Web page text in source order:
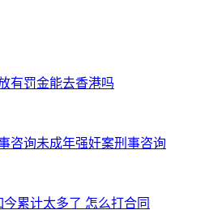
有罚金能去香港吗
咨询未成年强奸案刑事咨询
累计太多了 怎么打合同